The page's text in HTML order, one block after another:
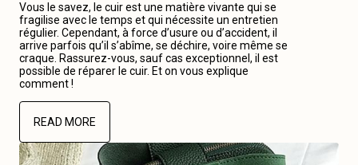
Vous le savez, le cuir est une matière vivante qui se
fragilise avec le temps et qui nécessite un entretien
régulier. Cependant, à force d’usure ou d’accident, il
arrive parfois qu’il s’abîme, se déchire, voire même se
craque. Rassurez-vous, sauf cas exceptionnel, il est
possible de réparer le cuir. Et on vous explique
comment !
READ MORE